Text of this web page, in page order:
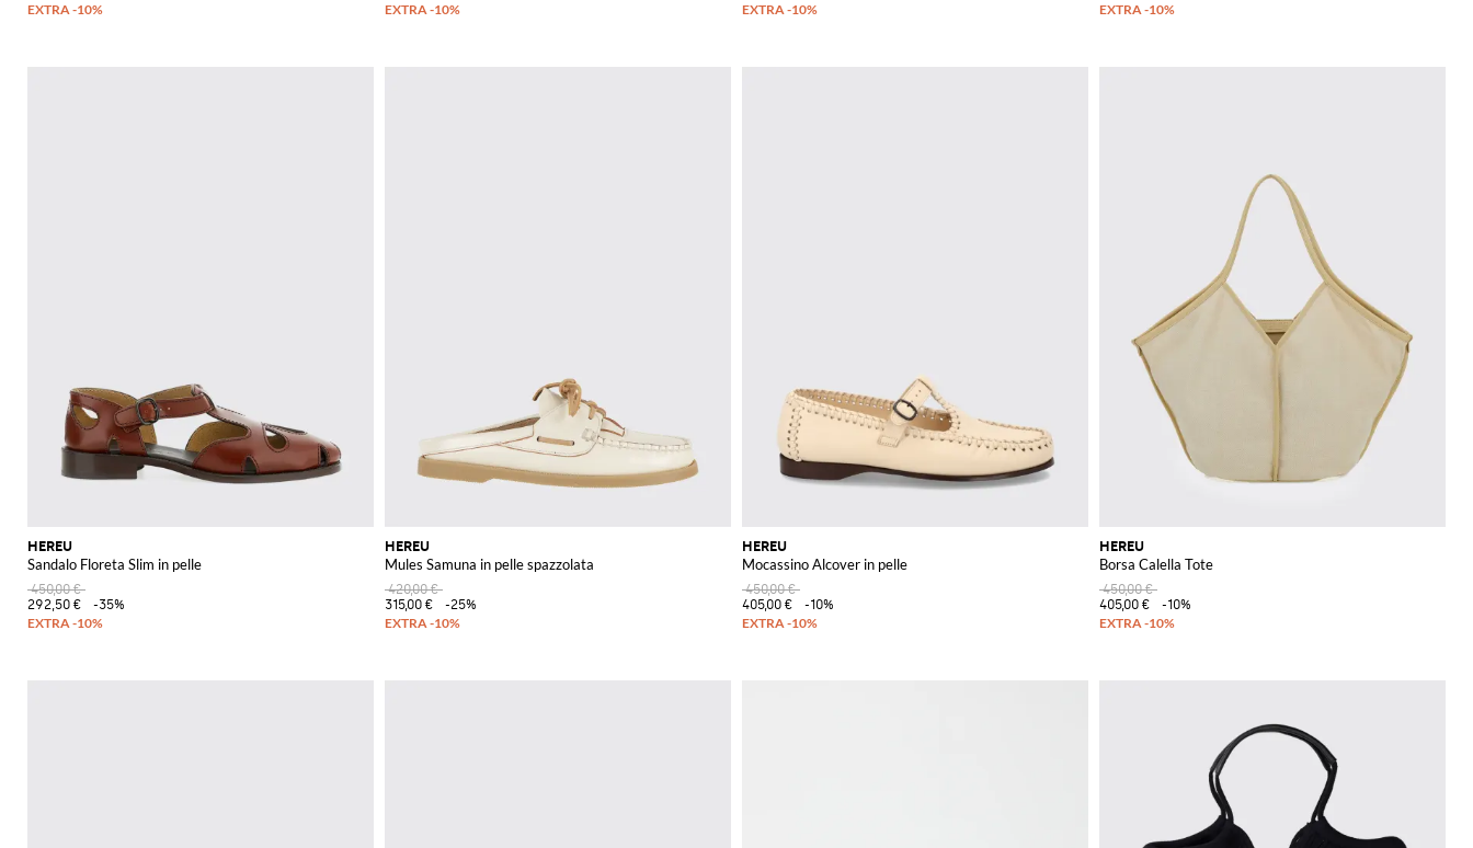
HEREU
Sandalo Floreta Slim in pelle
450,00 €
292,50 €
-35%
HEREU
Mules Samuna in pelle spazzolata
420,00 €
315,00 €
-25%
HEREU
Mocassino Alcover in pelle
450,00 €
405,00 €
-10%
HEREU
Borsa Calella Tote
450,00 €
405,00 €
-10%